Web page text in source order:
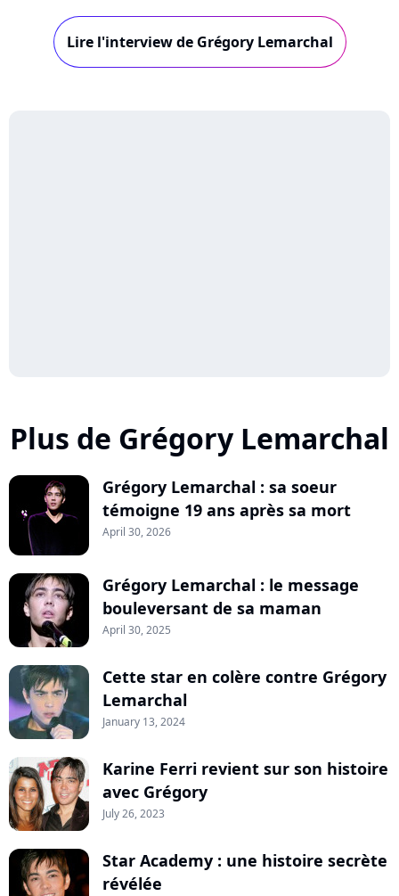
rencontre avec les parents du gagnant de la
"Star Academy", décédé en 2007 des suites de
Lire l'interview de Grégory Lemarchal
Plus de Grégory Lemarchal
Grégory Lemarchal : sa soeur
témoigne 19 ans après sa mort
April 30, 2026
Grégory Lemarchal : le message
bouleversant de sa maman
April 30, 2025
Cette star en colère contre Grégory
Lemarchal
January 13, 2024
Karine Ferri revient sur son histoire
avec Grégory
July 26, 2023
Star Academy : une histoire secrète
révélée